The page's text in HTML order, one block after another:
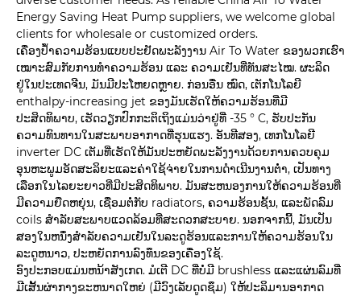
Energy Saving Heat Pump suppliers, we welcome global
clients for wholesale or customized orders.
ເຄື່ອງປ້ຳຄວາມຮ້ອນແບບປະຢັດພະລັງງານ Air To Water ຂອງພວກເຮົາ
ເໝາະສົມກັບການທຳຄວາມຮ້ອນ ແລະ ຄວາມເຢັນທີ່ທັນສະໄໝ. ຜະລິດ
ຢູ່ໃນປະເທດຈີນ, ມັນມີປະໂຫຍດຫຼາຍ. ກ່ອນອື່ນ ໝົດ, ເຕັກໂນໂລຍີ
enthalpy-increasing jet ຂອງມັນເຮັດໃຫ້ຄວາມຮ້ອນທີ່ມີ
ປະສິດທິພາບ, ເຮັດວຽກປົກກະຕິເຖິງແມ່ນວ່າຢູ່ທີ່ -35 ° C, ຮັບປະກັນ
ຄວາມທົນທານໃນສະພາບອາກາດທີ່ຮຸນແຮງ. ອັນທີສອງ, ເທກໂນໂລຍີ
inverter DC ເຕັມທີ່ເຮັດໃຫ້ມັນປະຫຍັດພະລັງງານດ້ວຍການຄວບຄຸມ
ອຸນຫະພູມອັດສະລິຍະແລະຄ່າໃຊ້ຈ່າຍໃນການດໍາເນີນງານຕ່ໍາ, ເປັນທາງ
ເລືອກໃນໄລຍະຍາວທີ່ມີປະສິດທິພາບ. ມັນສະຫນອງການໃຫ້ຄວາມຮ້ອນທີ່
ມີຄວາມຍືດຫຍຸ່ນ, ເຊື່ອມຕໍ່ກັບ radiators, ຄວາມຮ້ອນຊັ້ນ, ແລະພັດລົມ
coils ສໍາລັບສະພາບແວດລ້ອມທີ່ສະດວກສະບາຍ. ນອກຈາກນີ້, ມັນເປັນ
ສອງໃນຫນຶ່ງສໍາລັບຄວາມເຢັນໃນລະດູຮ້ອນແລະການໃຫ້ຄວາມຮ້ອນໃນ
ລະດູຫນາວ, ປະຫຍັດການລົງທຶນຂອງເຄື່ອງໃຊ້.
ອົງປະກອບແມ່ນຫນ້າສັງເກດ. ມໍເຕີ DC ທີ່ບໍ່ມີ brushless ແລະແຜ່ນລົມທີ່
ມີເສັ້ນຜ່າກາງຂະຫນາດໃຫຍ່ (ມີວົງເລັບດູດຊຶມ) ໃຫ້ປະລິມານອາກາດ